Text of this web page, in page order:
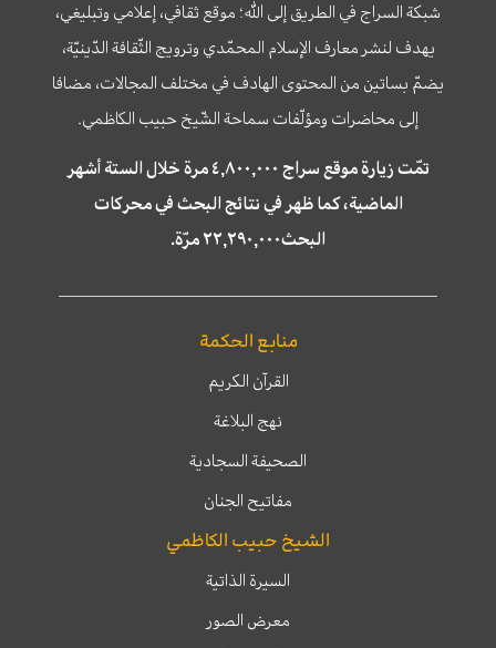
شبكة السراج في الطريق إلى الله؛ موقع ثقافي، إعلامي وتبليغي،
يهدف لنشر معارف الإسلام المحمّدي وترويج الثّقافة الدّينيّة،
يضمّ بساتين من المحتوى الهادف في مختلف المجالات، مضافا
إلى محاضرات ومؤلّفات سماحة الشّيخ حبيب الكاظمي.
تمّت زيارة موقع سراج ٤,٨٠٠,٠٠٠ مرة خلال الستة أشهر
الماضية، كما ظهر في نتائج البحث في محركات
البحث٢٢,٢٩٠,٠٠٠ مرّة.
منابع الحكمة
القرآن الكريم
نهج البلاغة
الصحيفة السجادية
مفاتيح الجنان
الشيخ حبيب الكاظمي
السيرة الذاتية
معرض الصور